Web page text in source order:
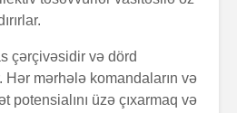
çərçivəsidir və dörd
Hər mərhələ komandaların və
potensialını üzə çıxarmaq və